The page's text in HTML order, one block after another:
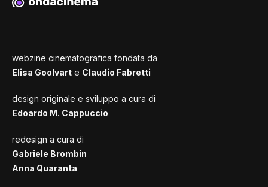
webzine cinematografica fondata da
Elisa Goolvart e Claudio Fabretti
design originale e sviluppo a cura di
Edoardo M. Cappuccio
redesign a cura di
Gabriele Brombin
Anna Quaranta